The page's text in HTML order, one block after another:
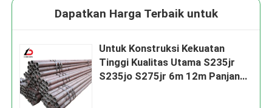
Dapatkan Harga Terbaik untuk
Untuk Konstruksi Kekuatan
Tinggi Kualitas Utama S235jr
S235jo S275jr 6m 12m Panjang